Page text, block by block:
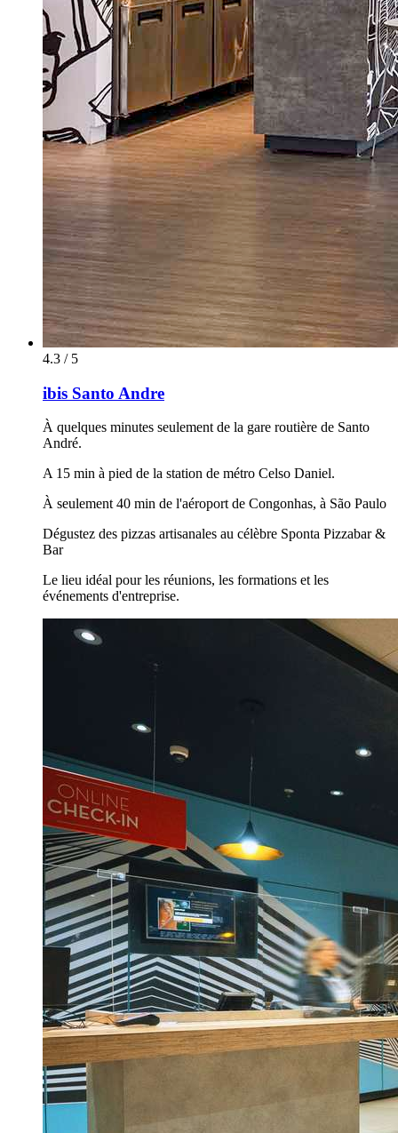
4.3 / 5
ibis Santo Andre
À quelques minutes seulement de la gare routière de Santo
André.
A 15 min à pied de la station de métro Celso Daniel.
À seulement 40 min de l'aéroport de Congonhas, à São Paulo
Dégustez des pizzas artisanales au célèbre Sponta Pizzabar &
Bar
Le lieu idéal pour les réunions, les formations et les
événements d'entreprise.